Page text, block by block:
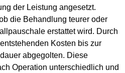
der Leistung angesetzt.
die Behandlung teurer oder
erstattet wird. Durch
Kosten bis zur
abgegolten. Diese
Operation unterschiedlich und